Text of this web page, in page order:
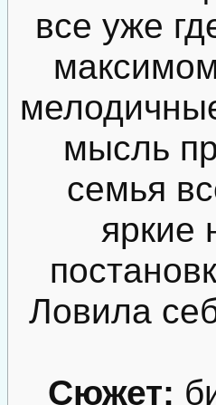
все уже
мысль
семья
яркие
Ловила
Сюжет: